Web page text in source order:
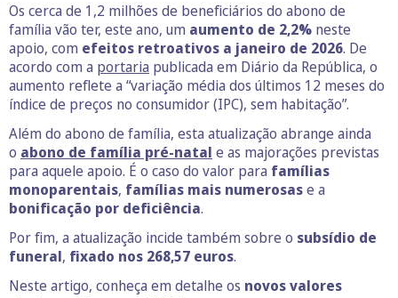
Os cerca de 1,2 milhões de beneficiários do abono de
família vão ter, este ano, um aumento de 2,2% neste
apoio, com efeitos retroativos a janeiro de 2026. De
acordo com a portaria publicada em Diário da República, o
aumento reflete a “variação média dos últimos 12 meses do
índice de preços no consumidor (IPC), sem habitação”.
Além do abono de família, esta atualização abrange ainda
o abono de família pré-natal e as majorações previstas
para aquele apoio. É o caso do valor para famílias
monoparentais, famílias mais numerosase a
bonificação por deficiência.
Por fim, a atualização incide também sobre o subsídio de
funeral, fixado nos 268,57 euros.
Neste artigo, conheça em detalhe os novos valores